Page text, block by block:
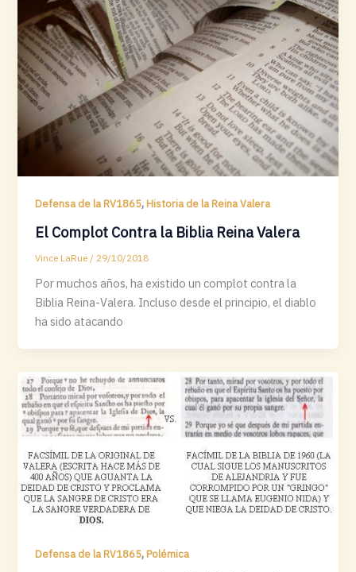
Defensa de la RV1865,Historia de la Reina Valera
El Complot Contra la Biblia Reina Valera
Vince LaRue / 29/10/2018
Por muchos años, ha existido un complot contra la
Biblia Reina-Valera. Incluso desde el principio, el diablo
ha sido atacando
Defensa de la RV1865,Polémica